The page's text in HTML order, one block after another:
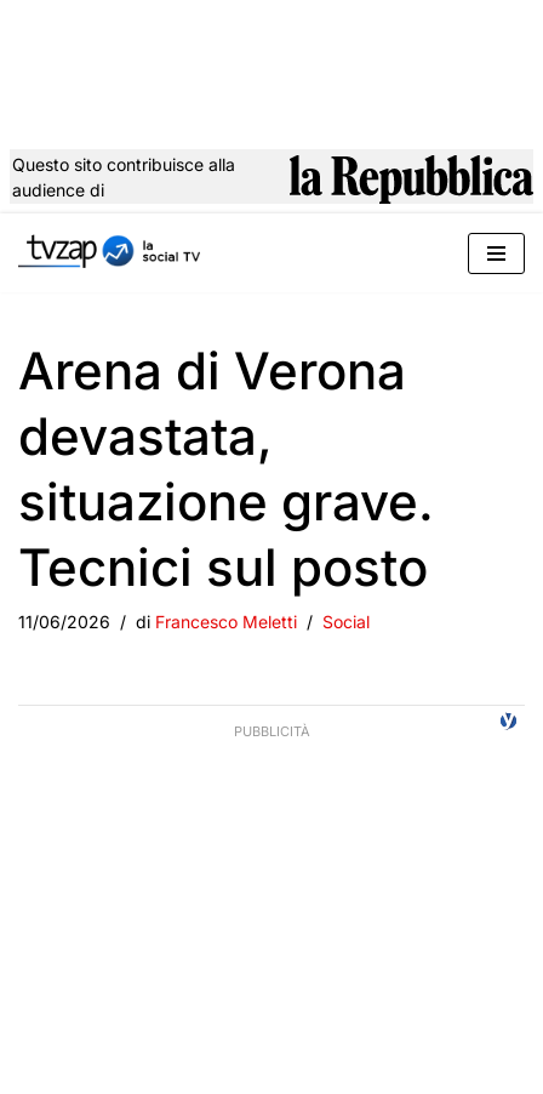
al
Questo sito contribuisce alla
audience di
Arena di Verona
devastata,
situazione grave.
Tecnici sul posto
11/06/2026 di Francesco Meletti Social